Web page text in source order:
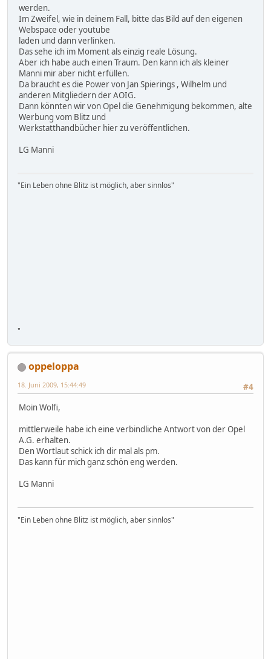
werden.
Im Zweifel, wie in deinem Fall, bitte das Bild auf den eigenen
Webspace oder youtube
laden und dann verlinken.
Das sehe ich im Moment als einzig reale Lösung.
Aber ich habe auch einen Traum. Den kann ich als kleiner
Manni mir aber nicht erfüllen.
Da braucht es die Power von Jan Spierings , Wilhelm und
anderen Mitgliedern der AOIG.
Dann könnten wir von Opel die Genehmigung bekommen, alte
Werbung vom Blitz und
Werkstatthandbücher hier zu veröffentlichen.
LG Manni
"Ein Leben ohne Blitz ist möglich, aber sinnlos"
"
oppeloppa
#4
18. Juni 2009, 15:44:49
Moin Wolfi,
mittlerweile habe ich eine verbindliche Antwort von der Opel
A.G. erhalten.
Den Wortlaut schick ich dir mal als pm.
Das kann für mich ganz schön eng werden.
LG Manni
"Ein Leben ohne Blitz ist möglich, aber sinnlos"